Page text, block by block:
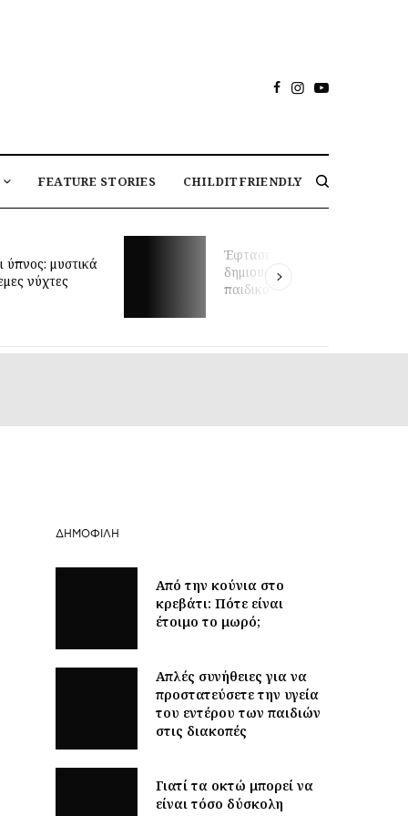
FEATURE STORIES CHILDITFRIENDLY
να
το ιδανικό
Μαθήματα κολύμβησης για
βρέφη και πρώιμη κινητική
ανάπτυξη: τι δείχνει νέα
έρευνα
ΔΗΜΟΦΙΛΉ
Από την κούνια στο
κρεβάτι: Πότε είναι
έτοιμο το μωρό;
Απλές συνήθειες για να
προστατεύσετε την υγεία
του εντέρου των παιδιών
στις διακοπές
Γιατί τα οκτώ μπορεί να
είναι τόσο δύσκολη